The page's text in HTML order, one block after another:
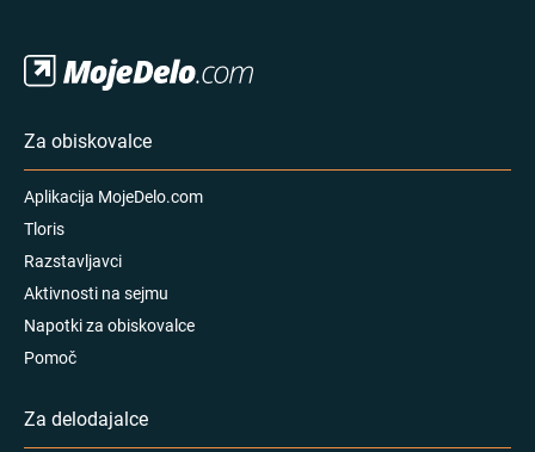
Za obiskovalce
Aplikacija MojeDelo.com
Tloris
Razstavljavci
Aktivnosti na sejmu
Napotki za obiskovalce
Pomoč
Za delodajalce